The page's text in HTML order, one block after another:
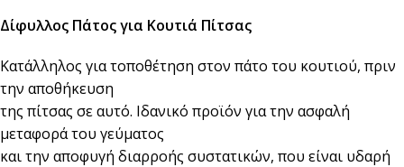
Δίφυλλος Πάτος για Κουτιά Πίτσας
Κατάλληλος για τοποθέτηση στον πάτο του κουτιού, πριν
την αποθήκευση
της πίτσας σε αυτό. Ιδανικό προϊόν για την ασφαλή
μεταφορά του γεύματος
και την αποφυγή διαρροής συστατικών, που είναι υδαρή